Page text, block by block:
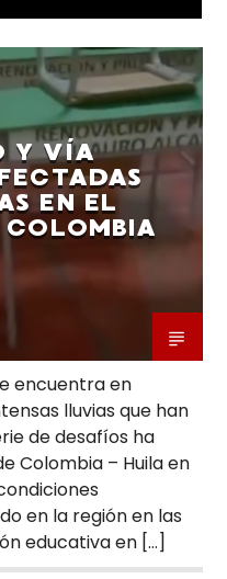
Y VÍA
EN EL
encuentra en
lluvias que han
de desafíos ha
Colombia – Huila en
en la región en las
educativa en […]